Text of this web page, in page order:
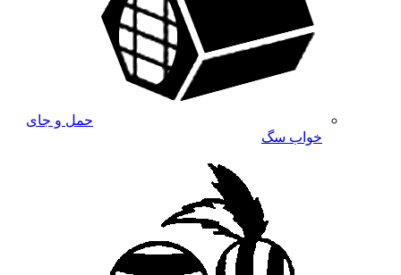
حمل و جای
خواب سگ